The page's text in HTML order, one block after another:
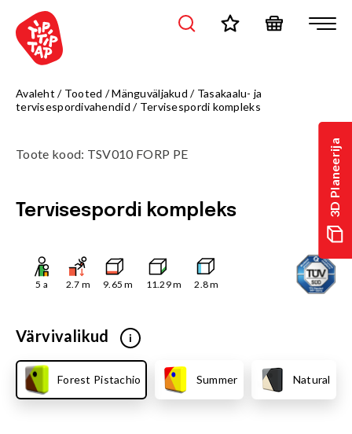
3D Planeerija
Avaleht / Tooted /Mänguväljakud / Tasakaalu- ja
tervisespordivahendid / Tervisespordi kompleks
Toote kood: TSV010 FORP PE
Tervisespordi kompleks
5 a 2.7 m 9.65 m 11.29m 2.8m
Värvivalikud i
Forest Pistachio Summer Natural